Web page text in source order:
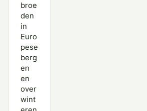
broe
den
in
Euro
pese
berg
en
en
over
wint